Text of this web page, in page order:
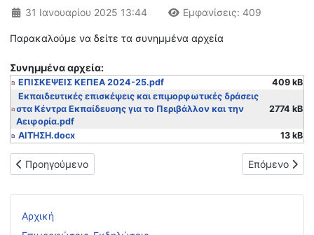
Αρχική
Λεπτομέρειες
31 Ιανουαρίου 2025 13:44 Εμφανίσεις: 409
Παρακαλούμε να δείτε τα συνημμένα αρχεία
Συνημμένα αρχεία:
ΕΠΙΣΚΕΨΕΙΣ ΚΕΠΕΑ 2024-25.pdf
409 kB
Εκπαιδευτικές επισκέψεις και επιμορφωτικές δράσεις
στα Κέντρα Εκπαίδευσης για το Περιβάλλον και την
Αειφορία.pdf
2774 kB
ΑΙΤΗΣΗ.docx 13 kB
Προηγούμενο άρθρο: Εξ αποστάσεως σεμινάριο του ΚΕΠΕΑ
Προηγούμενο Επόμενο
Επόμενο